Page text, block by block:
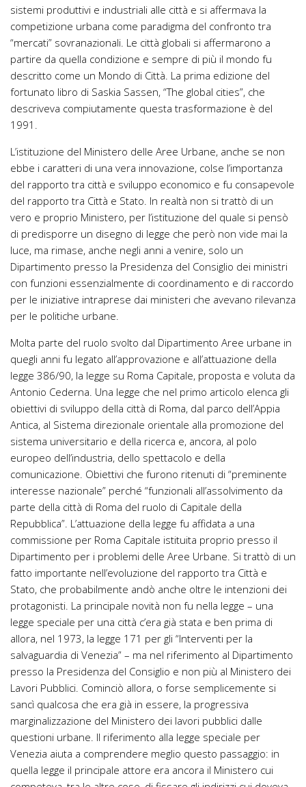
sistemi produttivi e industriali alle città e si affermava la
competizione urbana come paradigma del confronto tra
“mercati” sovranazionali. Le città globali si affermarono a
partire da quella condizione e sempre di più il mondo fu
descritto come un Mondo di Città. La prima edizione del
fortunato libro di Saskia Sassen, “The global cities”, che
descriveva compiutamente questa trasformazione è del
1991.
L’istituzione del Ministero delle Aree Urbane, anche se non
ebbe i caratteri di una vera innovazione, colse l’importanza
del rapporto tra città e sviluppo economico e fu consapevole
del rapporto tra Città e Stato. In realtà non si trattò di un
vero e proprio Ministero, per l’istituzione del quale si pensò
di predisporre un disegno di legge che però non vide mai la
luce, ma rimase, anche negli anni a venire, solo un
Dipartimento presso la Presidenza del Consiglio dei ministri
con funzioni essenzialmente di coordinamento e di raccordo
per le iniziative intraprese dai ministeri che avevano rilevanza
per le politiche urbane.
Molta parte del ruolo svolto dal Dipartimento Aree urbane in
quegli anni fu legato all’approvazione e all’attuazione della
legge 386/90, la legge su Roma Capitale, proposta e voluta da
Antonio Cederna. Una legge che nel primo articolo elenca gli
obiettivi di sviluppo della città di Roma, dal parco dell’Appia
Antica, al Sistema direzionale orientale alla promozione del
sistema universitario e della ricerca e, ancora, al polo
europeo dell’industria, dello spettacolo e della
comunicazione. Obiettivi che furono ritenuti di “preminente
interesse nazionale” perché “funzionali all’assolvimento da
parte della città di Roma del ruolo di Capitale della
Repubblica”. L’attuazione della legge fu affidata a una
commissione per Roma Capitale istituita proprio presso il
Dipartimento per i problemi delle Aree Urbane. Si trattò di un
fatto importante nell’evoluzione del rapporto tra Città e
Stato, che probabilmente andò anche oltre le intenzioni dei
protagonisti. La principale novità non fu nella legge – una
legge speciale per una città c’era già stata e ben prima di
allora, nel 1973, la legge 171 per gli “Interventi per la
salvaguardia di Venezia” – ma nel riferimento al Dipartimento
presso la Presidenza del Consiglio e non più al Ministero dei
Lavori Pubblici. Cominciò allora, o forse semplicemente si
sancì qualcosa che era già in essere, la progressiva
marginalizzazione del Ministero dei lavori pubblici dalle
questioni urbane. Il riferimento alla legge speciale per
Venezia aiuta a comprendere meglio questo passaggio: in
quella legge il principale attore era ancora il Ministero cui